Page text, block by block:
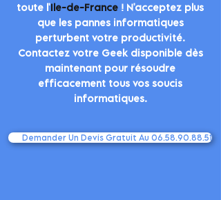
toute l'Ile-de-France ! N'acceptez plus
que les pannes informatiques
perturbent votre productivité.
Contactez votre Geek disponible dès
maintenant pour résoudre
efficacement tous vos soucis
informatiques.
Demander Un Devis Gratuit Au 06.58.90.88.51